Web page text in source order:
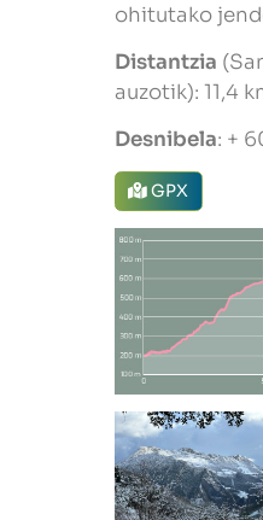
ohitutako
Distantzia
auzotik): 11,4
Desnibela: +
GPX